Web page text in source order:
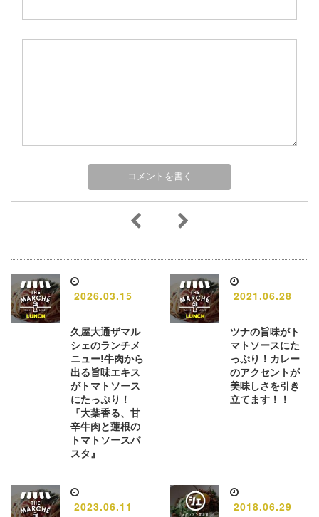
2026.03.15
久屋大通ザマル
シェのランチメ
ニュー!牛肉から
出る旨味エキス
がトマトソース
にたっぷり！
『大葉香る、甘
辛牛肉と蓮根の
トマトソースパ
スタ』
2021.06.28
ツナの旨味がト
マトソースにた
っぷり！カレー
のアクセントが
美味しさを引き
立てます！！
2023.06.11 2018.06.29